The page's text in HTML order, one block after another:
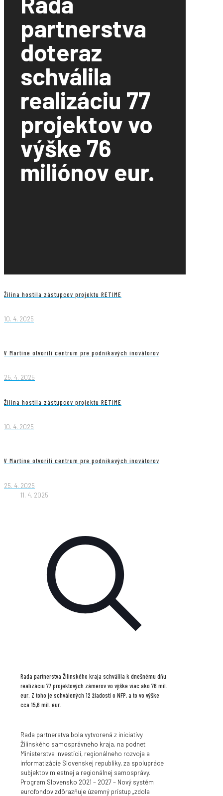
partnerstva
doteraz
schválila
realizáciu 77
projektov vo
výške 76
miliónov eur.
Žilina hostila zástupcov projektu RETIME
10. 4. 2025
V Martine otvorili centrum pre podnikavých inovátorov
25. 4. 2025
Žilina hostila zástupcov projektu RETIME
10. 4. 2025
V Martine otvorili centrum pre podnikavých inovátorov
25. 4. 2025
11. 4. 2025
Rada partnerstva Žilinského kraja schválila k dnešnému dňu
realizáciu 77 projektových zámerov vo výške viac ako 76 mil.
eur. Z toho je schválených 12 žiadostí o NFP, a to vo výške
cca 15,6 mil. eur.
Rada partnerstva bola vytvorená z iniciatívy
Žilinského samosprávneho kraja, na podnet
Ministerstva investícií, regionálneho rozvoja a
informatizácie Slovenskej republiky, za spolupráce
subjektov miestnej a regionálnej samosprávy.
Program Slovensko 2021 – 2027 – Nový systém
eurofondov zdôrazňuje územný prístup „zdola